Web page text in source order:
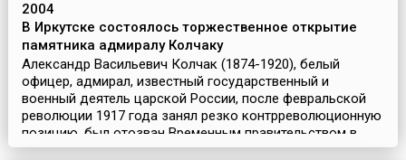
2004
В Иркутске состоялось торжественное открытие
памятника адмиралу Колчаку
Александр Васильевич Колчак (1874-1920), белый
офицер, адмирал, известный государственный и
военный деятель царской России, после февральской
революции 1917 года занял резко контрреволюционную
позицию, был отозван Временным правительством в
Петроград...